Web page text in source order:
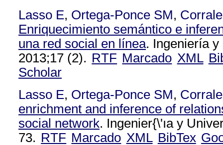
Lasso E, Ortega-Ponce SM,
Enriquecimiento semántico e
una red social en línea. Ingeniería
2013;17 (2). RTF Marcado XML
Scholar
Lasso E, Ortega-Ponce SM,
enrichment and inference of
social network. Ingenier{\'ıa y
73. RTF Marcado XML BibTex